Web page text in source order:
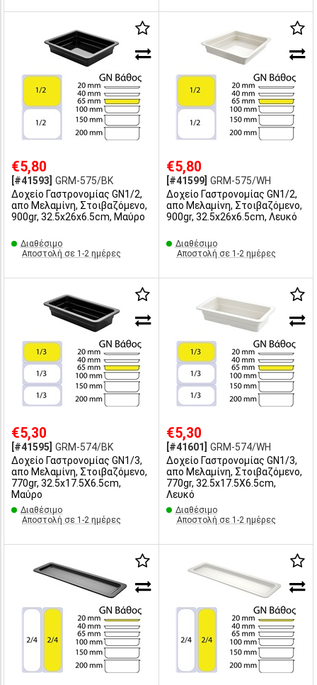
€5,80
[#41593] GRM-575/BK
Δοχείο Γαστρονομίας GN1/2,
απο Μελαμίνη, Στοιβαζόμενο,
900gr, 32.5x26x6.5cm, Μαύρο
Διαθέσιμο
Αποστολή σε 1-2 ημέρες
€5,80
[#41599] GRM-575/WH
Δοχείο Γαστρονομίας GN1/2,
απο Μελαμίνη, Στοιβαζόμενο,
900gr, 32.5x26x6.5cm, Λευκό
Διαθέσιμο
Αποστολή σε 1-2 ημέρες
€5,30
[#41595] GRM-574/BK
Δοχείο Γαστρονομίας GN1/3,
απο Μελαμίνη, Στοιβαζόμενο,
770gr, 32.5x17.5X6.5cm,
Μαύρο
Διαθέσιμο
Αποστολή σε 1-2 ημέρες
€5,30
[#41601]
GRM-574/WH
Δοχείο Γαστρονομίας GN1/3,
απο Μελαμίνη, Στοιβαζόμενο,
770gr, 32.5x17.5X6.5cm,
Λευκό
Διαθέσιμο
Αποστολή σε 1-2 ημέρες